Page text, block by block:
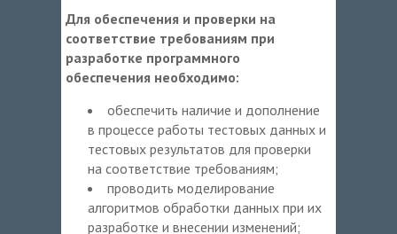
Для обеспечения и проверки на
соответствие требованиям при
разработке программного
обеспечения необходимо:
обеспечить наличие и дополнение
в процессе работы тестовых данных и
тестовых результатов для проверки
на соответствие требованиям;
проводить моделирование
алгоритмов обработки данных при их
разработке и внесении изменений;